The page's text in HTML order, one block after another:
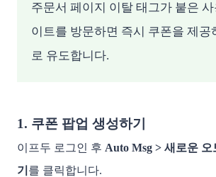
주문서 페이지 이탈 태그가 붙은
이트를 방문하면 즉시 쿠폰을 제공
로 유도합니다.
1. 쿠폰 팝업 생성하기
이프두 로그인 후 Auto Msg > 새로운
기 를 클릭합니다.